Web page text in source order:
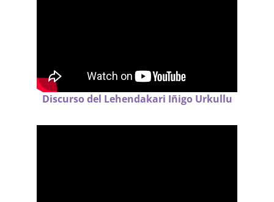
Discurso del Lehendakari Iñigo Urkullu